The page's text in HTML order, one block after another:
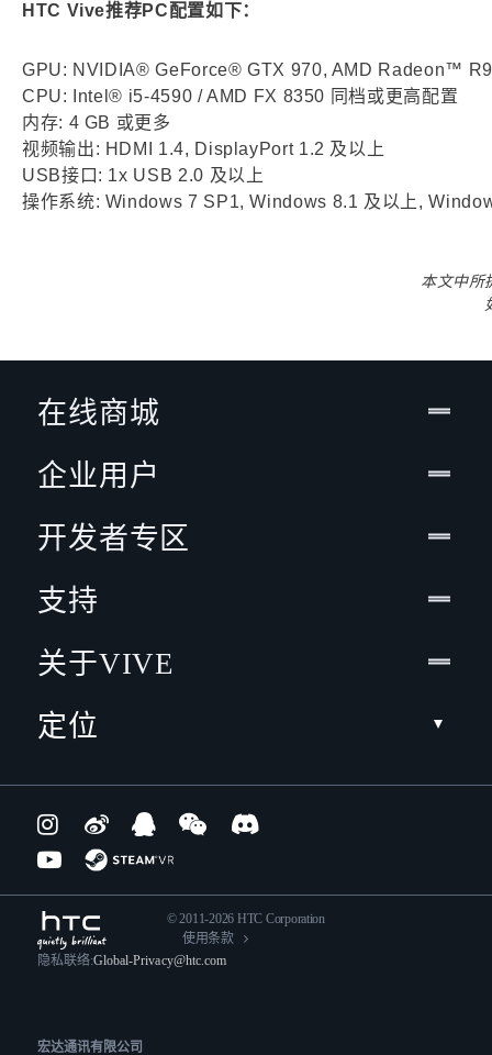
HTC Vive推荐PC配置如下：
GPU: NVIDIA® GeForce® GTX 970, AMD Radeon™
CPU: Intel® i5-4590 / AMD FX 8350 同档或更高配置
内存: 4 GB 或更多
视频输出: HDMI 1.4, DisplayPort 1.2 及以上
USB接口: 1x USB 2.0 及以上
操作系统: Windows 7 SP1, Windows 8.1 及以上,
本文中所
在线商城
企业用户
开发者专区
支持
关于VIVE
定位
© 2011-2026 HTC Corporation
使用条款
隐私联络:Global-Privacy@htc.com
宏达通讯有限公司